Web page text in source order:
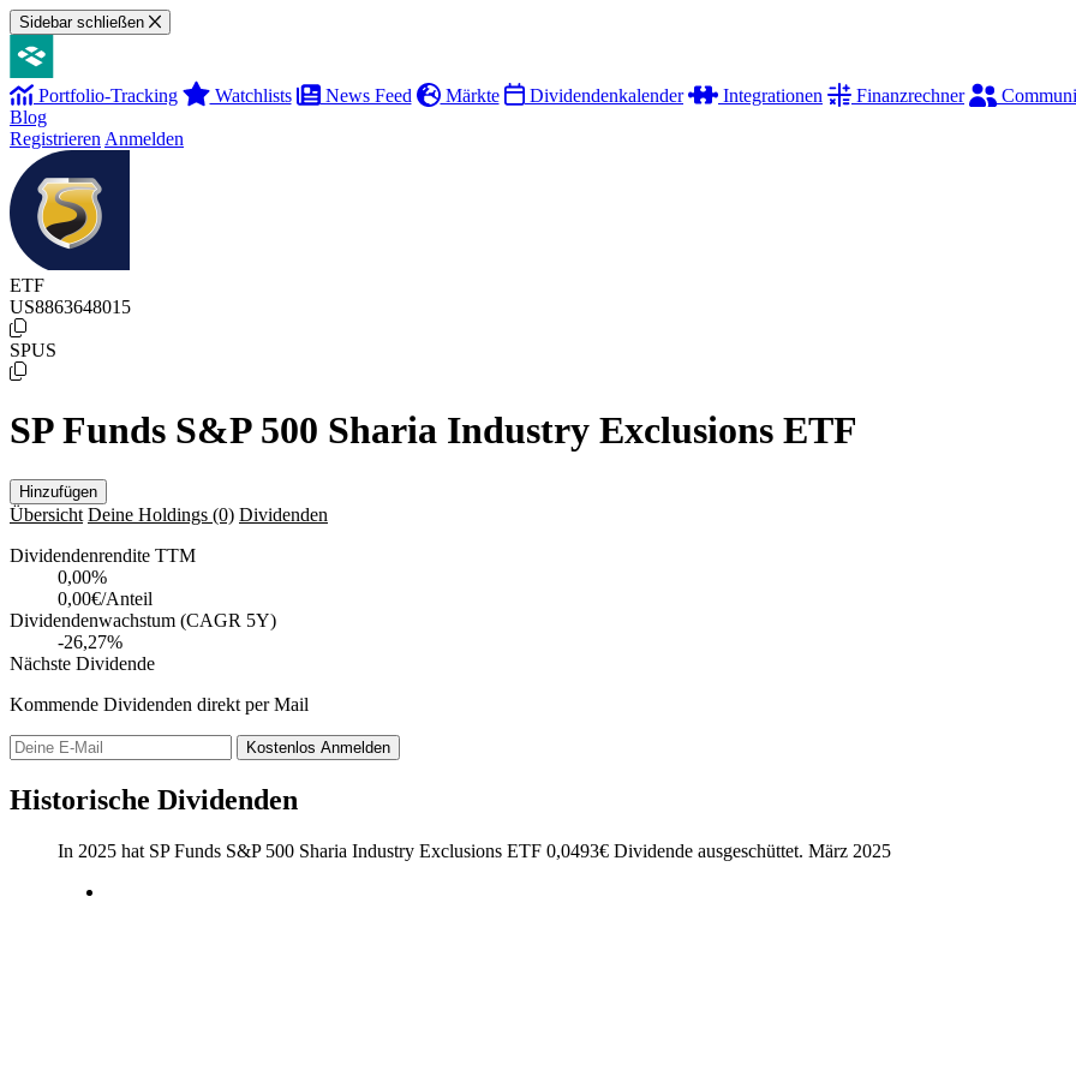
Sidebar schließen
Portfolio-Tracking Watchlists News Feed Märkte Dividendenkalender Integrationen Finanzrechner
Blog
Registrieren Anmelden
ETF
US8863648015
SPUS
SP Funds S&P 500 Sharia Industry Exclusions ETF
Hinzufügen
Übersicht Deine Holdings (0) Dividenden
Dividendenrendite TTM
0,00%
0,00€/Anteil
Dividendenwachstum (CAGR 5Y)
-26,27%
Nächste Dividende
Kommende Dividenden direkt per Mail
Kostenlos Anmelden
Historische Dividenden
In 2025 hat SP Funds S&P 500 Sharia Industry Exclusions ETF 0,0493€ Dividende ausgeschüttet. März 2025